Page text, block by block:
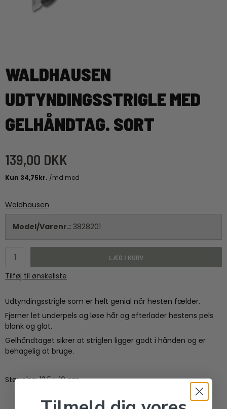
WALDHAUSEN
UDTYNDINGSSTRIGLE MED
GELHÅNDTAG. SORT
139,00 DKK
Waldhausen
Model/Varenr.: 3828201
LÆG I KURV
Tilføj til ønskeliste
Udtyndingsstrigle som er helt genial når hesten fælder.
Fjerner let underpels og løse hår og efterlader hestens pels
blank og glat.
Gelhåndtaget sikrer at striglen ligger godt i hånden og er
behagelig at bruge.
Størrelse: 13,5 x 10 cm